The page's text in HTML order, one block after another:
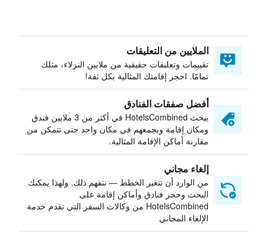
الملايين من التعليقات
تقييمات وتعليقات حقيقية من ملايين النزلاء، مثلك
تمامًا. احجز إقامتك المثالية بكل ثقة!
أفضل صفقات الفنادق
يبحث HotelsCombined في أكثر من 3 ملايين فندق
ومكان إقامة ويجمعهم في مكان واحد حتى تتمكن من
مقارنة أماكن الإقامة المثالية.
إلغاء مجاني
من الوارد أن تتغير الخطط — نتفهم ذلك. ولهذا يمكنك
البحث وحجز فنادق وأماكن إقامة على
HotelsCombined من وكالات السفر التي تقدم خدمة
الإلغاء المجاني